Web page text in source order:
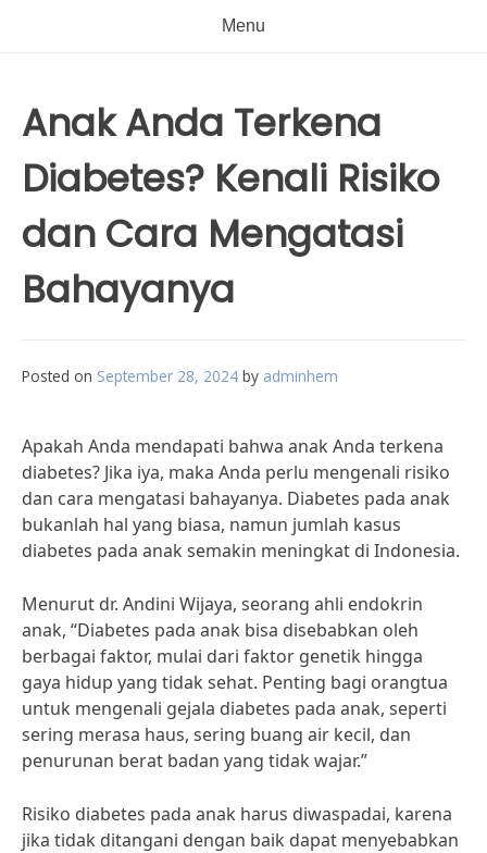
Menu
Anak Anda Terkena
Diabetes? Kenali Risiko
dan Cara Mengatasi
Bahayanya
Posted on September 28, 2024 by adminhem
Apakah Anda mendapati bahwa anak Anda terkena
diabetes? Jika iya, maka Anda perlu mengenali risiko
dan cara mengatasi bahayanya. Diabetes pada anak
bukanlah hal yang biasa, namun jumlah kasus
diabetes pada anak semakin meningkat di Indonesia.
Menurut dr. Andini Wijaya, seorang ahli endokrin
anak, “Diabetes pada anak bisa disebabkan oleh
berbagai faktor, mulai dari faktor genetik hingga
gaya hidup yang tidak sehat. Penting bagi orangtua
untuk mengenali gejala diabetes pada anak, seperti
sering merasa haus, sering buang air kecil, dan
penurunan berat badan yang tidak wajar.”
Risiko diabetes pada anak harus diwaspadai, karena
jika tidak ditangani dengan baik dapat menyebabkan